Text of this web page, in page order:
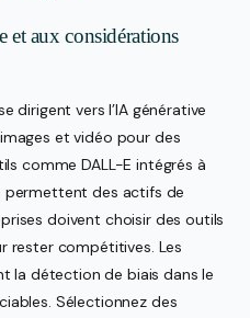
et aux considérations
dirigent vers l’IA générative
et vidéo pour des
comme DALL-E intégrés à
permettent des actifs de
doivent choisir des outils
compétitives. Les
la détection de biais dans le
Sélectionnez des